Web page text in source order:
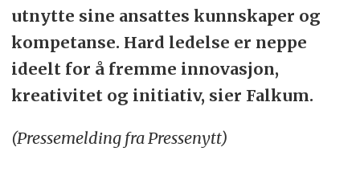
utnytte sine ansattes kunnskaper og
kompetanse. Hard ledelse er neppe
ideelt for å fremme innovasjon,
kreativitet og initiativ, sier Falkum.
(Pressemelding fra Pressenytt)